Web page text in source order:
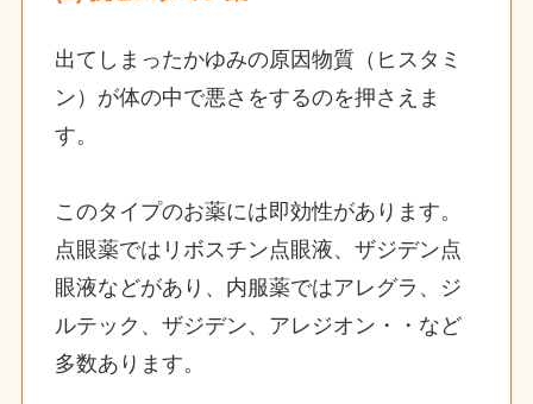
出てしまったかゆみの原因物質（ヒスタミ
ン）が体の中で悪さをするのを押さえま
す。
このタイプのお薬には即効性があります。
点眼薬ではリボスチン点眼液、ザジデン点
眼液などがあり、内服薬ではアレグラ、ジ
ルテック、ザジデン、アレジオン・・など
多数あります。